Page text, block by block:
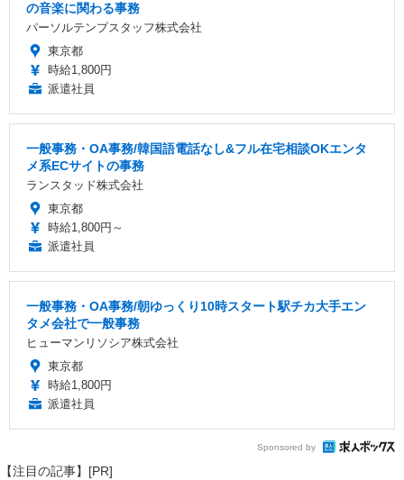
の音楽に関わる事務
パーソルテンプスタッフ株式会社
東京都
時給1,800円
派遣社員
一般事務・OA事務/韓国語電話なし&フル在宅相談OKエンタ
メ系ECサイトの事務
ランスタッド株式会社
東京都
時給1,800円～
派遣社員
一般事務・OA事務/朝ゆっくり10時スタート駅チカ大手エン
タメ会社で一般事務
ヒューマンリソシア株式会社
東京都
時給1,800円
派遣社員
Sponsored by
【注目の記事】[PR]